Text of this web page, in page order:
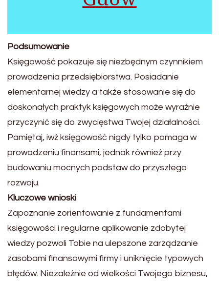
Podsumowanie
Księgowość pokazuje się niezbędnym czynnikiem
prowadzenia przedsiębiorstwa. Posiadanie
elementarnej wiedzy a także stosowanie się do
doskonałych praktyk księgowych może wyraźnie
przyczynić się do zwycięstwa Twojej działalności.
Pamiętaj, iwż księgowość nigdy tylko pomaga w
prowadzeniu finansami, jednak również przy
budowaniu mocnych podstaw do przyszłego
rozwoju.
Kluczowe wnioski
Zapoznanie zorientowanie z fundamentami
księgowości i regularne aplikowanie zdobytej
wiedzy pozwoli Tobie na ulepszone zarządzanie
zasobami finansowymi firmy i uniknięcie typowych
błędów. Niezależnie od wielkości Twojego biznesu,